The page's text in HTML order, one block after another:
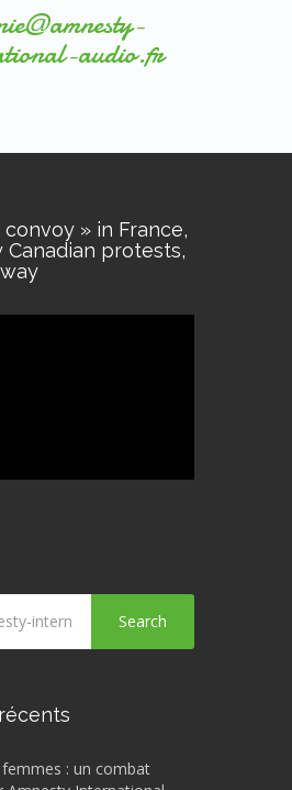
audio.fr
» in France,
Canadian protests,
Search
: un combat